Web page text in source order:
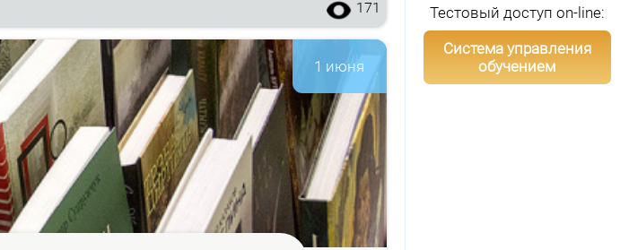
171
1 июня
Тестовый доступ on-line:
Система управления
обучением